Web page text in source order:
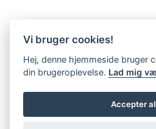
Vi bruger cookies!
Hej, denne hjemmeside bruger
din brugeroplevelse. Lad mig
Accepter